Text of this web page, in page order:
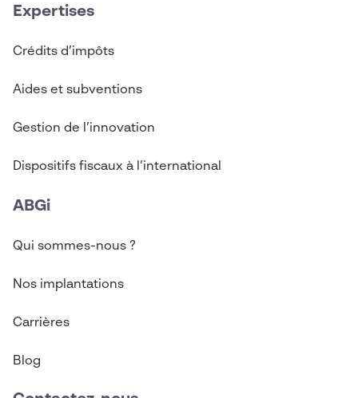
Expertises
Crédits d’impôts
Aides et subventions
Gestion de l’innovation
Dispositifs fiscaux à l’international
ABGi
Qui sommes-nous ?
Nos implantations
Carrières
Blog